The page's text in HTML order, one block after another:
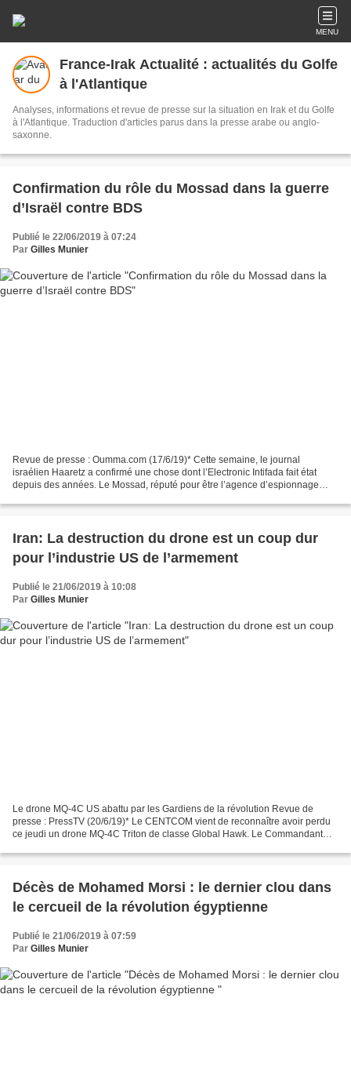
MENU
France-Irak Actualité : actualités du Golfe
à l'Atlantique
Analyses, informations et revue de presse sur la situation en Irak et du Golfe
à l'Atlantique. Traduction d'articles parus dans la presse arabe ou anglo-
saxonne.
Confirmation du rôle du Mossad dans la guerre
d’Israël contre BDS
Publié le 22/06/2019 à 07:24
Par Gilles Munier
Revue de presse : Oumma.com (17/6/19)* Cette semaine, le journal
israélien Haaretz a confirmé une chose dont l’Electronic Intifada fait état
depuis des années. Le Mossad, réputé pour être l’agence d’espionnage
Iran: La destruction du drone est un coup dur
pour l’industrie US de l’armement
Publié le 21/06/2019 à 10:08
Par Gilles Munier
Le drone MQ-4C US abattu par les Gardiens de la révolution Revue de
presse : PressTV (20/6/19)* Le CENTCOM vient de reconnaître avoir perdu
ce jeudi un drone MQ-4C Triton de classe Global Hawk. Le Commandant
Décès de Mohamed Morsi : le dernier clou dans
le cercueil de la révolution égyptienne
Publié le 21/06/2019 à 07:59
Par Gilles Munier